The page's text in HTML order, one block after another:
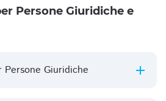
Persone Giuridiche e
Persone Giuridiche